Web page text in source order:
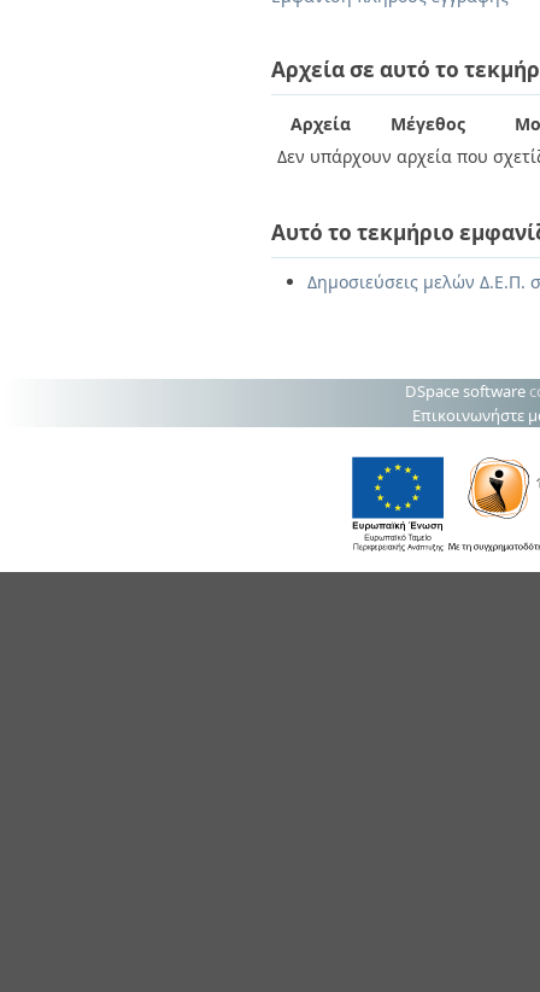
Αρχεία σε αυτό το
Αρχεία Μέγεθος
Δεν υπάρχουν αρχεία που
Αυτό το τεκμήριο
Δημοσιεύσεις μελών Δ.Ε.Π.
DSpace software
Επικοινωνήστε